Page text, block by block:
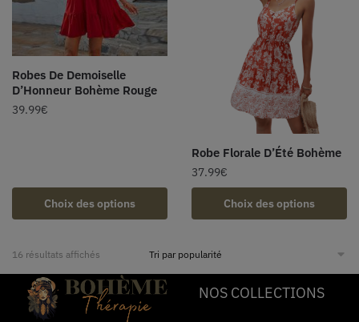
Robes De Demoiselle
D’Honneur Bohème Rouge
39.99€
Choix des options
Robe Florale D’Été Bohème
37.99€
Choix des options
16 résultats affichés
NOS COLLECTIONS